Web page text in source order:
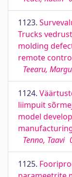
1123.
Trucks
molding
remote
Teearu,
1124.
liimpuit
model
Tenno, Taavi
1125.